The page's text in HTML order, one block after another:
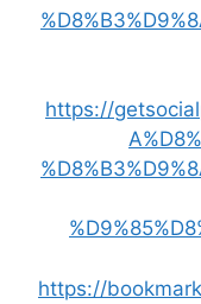
https://
https://